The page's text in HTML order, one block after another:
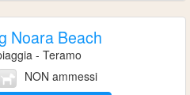
Noara Beach
- Teramo
NON ammessi